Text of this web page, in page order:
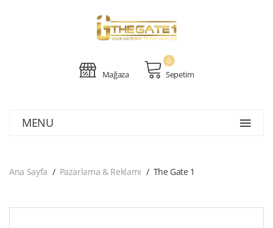
Mağaza Sepetim
0
MENU
Ana Sayfa Pazarlama & Reklamı The Gate 1